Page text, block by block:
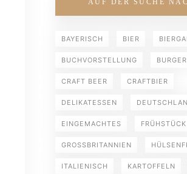
AUF DER SUCHE
BAYERISCH BIER
BUCHVORSTELLUNG BURGER
CRAFT BEER CRAFTBIER
DELIKATESSEN
EINGEMACHTES FRÜHSTÜCK
GROSSBRITANNIEN
ITALIENISCH KARTOFFELN